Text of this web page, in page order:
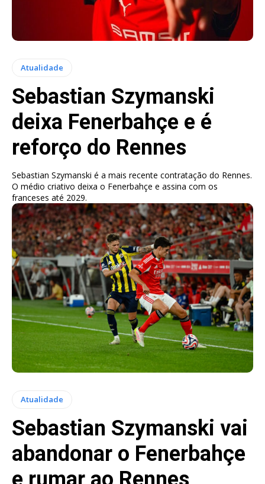
Atualidade
Sebastian Szymanski
deixa Fenerbahçe e é
reforço do Rennes
Sebastian Szymanski é a mais recente contratação do Rennes.
O médio criativo deixa o Fenerbahçe e assina com os
franceses até 2029.
Atualidade
Sebastian Szymanski vai
abandonar o Fenerbahçe